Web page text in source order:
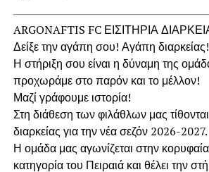
ARGONAFTIS FC ΕΙΣΙΤΗΡΙΑ
Δείξε την αγάπη σου! Αγάπη διαρκείας!
Η στήριξη σου είναι η δύναμη της
προχωράμε στο παρόν και το μέλλον!
Μαζί γράφουμε ιστορία!
Στη διάθεση των φιλάθλων μας τίθονται
διαρκείας για την νέα σεζόν 2026-2027.
Η ομάδα μας αγωνίζεται στην
κατηγορία του Πειραιά και θέλει την